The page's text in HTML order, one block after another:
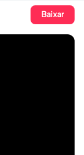
Baixar